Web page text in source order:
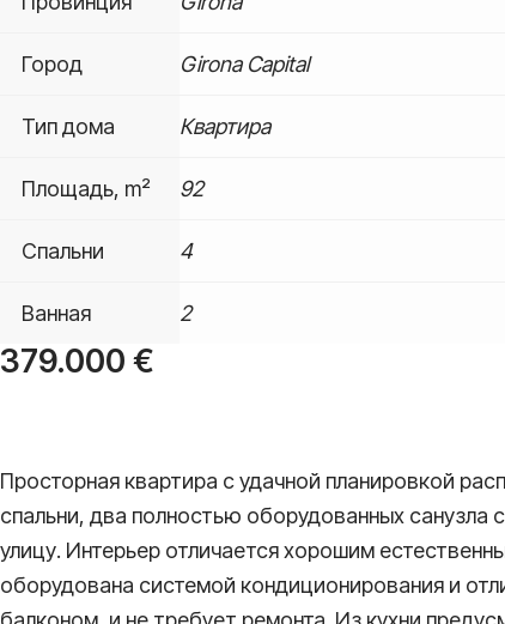
Город Girona Capital
Тип дома Квартира
Площадь, m² 92
Спальни 4
Ванная 2
379.000 €
Просторная квартира с удачной планировкой
спальни, два полностью оборудованных
улицу. Интерьер отличается хорошим
оборудована системой кондиционирования и